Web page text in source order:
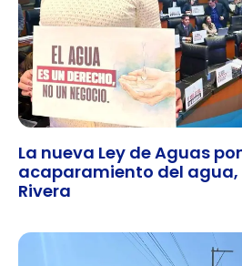
La nueva Ley de Aguas
acaparamiento del agua,
Rivera